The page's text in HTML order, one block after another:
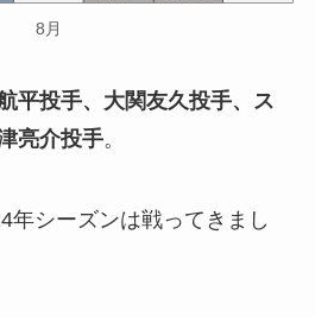
8月
平投手、大関友久投手、ス
亮介投手。
年シーズンは戦ってきまし